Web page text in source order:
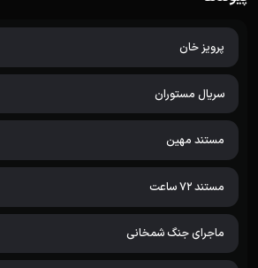
پرویز خان
سریال مستوران
مستند مهین
مستند 72 ساعت
ماجرای جنگ شمخانی